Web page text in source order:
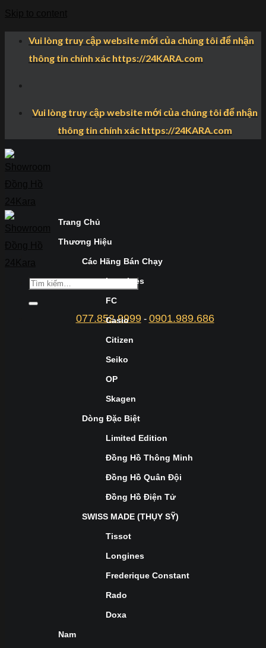
Vui lòng truy cập website mới của chúng tôi để nhận
thông tin chính xác https://24KARA.com
Vui lòng truy cập website mới của chúng tôi để nhận
thông tin chính xác https://24KARA.com
077.852.9999- 0901.989.686
Trang Chủ
Thương Hiệu
Các Hãng Bán Chạy
Longines
FC
Casio
Citizen
Seiko
OP
Skagen
Dòng Đặc Biệt
Limited Edition
Đồng Hồ Thông Minh
Đồng Hồ Quân Đội
Đồng Hồ Điện Tử
SWISS MADE (THỤY SỸ)
Tissot
Longines
Frederique Constant
Rado
Doxa
Nam